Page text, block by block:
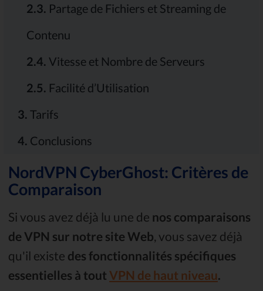
2.3. Partage de Fichiers et Streaming de
Contenu
2.4. Vitesse et Nombre de Serveurs
2.5. Facilité d’Utilisation
3. Tarifs
4. Conclusions
NordVPN CyberGhost: Critères de
Comparaison
Si vous avez déjà lu une de nos comparaisons
de VPN sur notre site Web , vous savez déjà
qu'il existe des fonctionnalités spécifiques
essentielles à tout VPN de haut niveau.